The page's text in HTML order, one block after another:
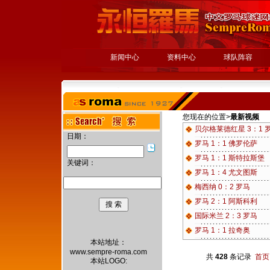
新闻中心 资料中心 球队阵容
日期：
关键词：
本站地址：
www.sempre-roma.com
本站LOGO:
您现在的位置>最新视频
贝尔格莱德红星 3：1
罗马 1：1 佛罗伦萨
罗马 1：1 斯特拉斯堡
罗马 1：4 尤文图斯
梅西纳 0：2 罗马
罗马 2：1 阿斯科利
国际米兰 2：3 罗马
罗马 1：1 拉奇奥
共 428条记录 首页